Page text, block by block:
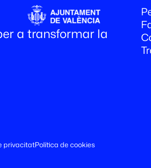
a transformar la
privacitatPolítica de cookies